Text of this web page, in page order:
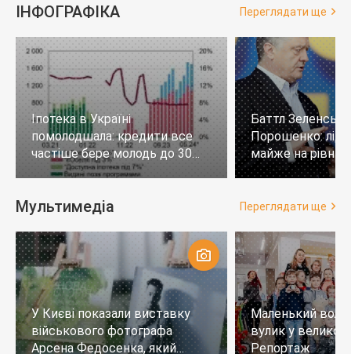
ІНФОГРАФІКА Переглядати ще
Іпотека в Україні
помолодшала: кредити все
частіше бере молодь до 30
років
Баттл
Порошенко:
майже на
тих, хто не
Мультимедіа Переглядати ще
У Києві показали виставку
військового фотографа
Арсена Федосенка, який
Маленький
вулик у
Репортаж